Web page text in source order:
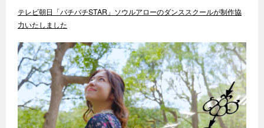
テレビ朝日「バチバチSTAR」ソウルアローのダンススクールが制作協
力いたしました